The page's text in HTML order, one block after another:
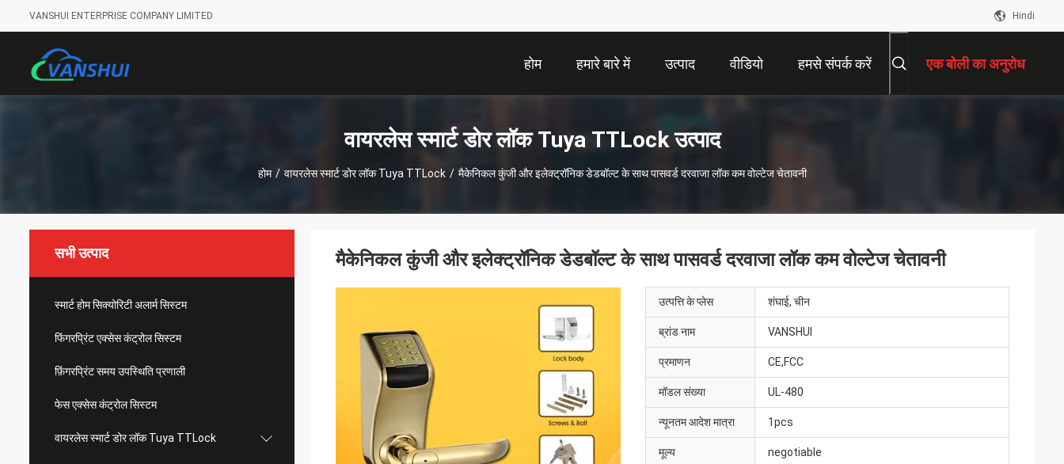
VANSHUI ENTERPRISE COMPANY LIMITED Hindi
होम हमारे बारे में उत्पाद वीडियो हमसे संपर्क करें एक बोली का अनुरोध
वायरलेस स्मार्ट डोर लॉक Tuya TTLock उत्पाद
होम / वायरलेस स्मार्ट डोर लॉक Tuya TTLock / मैकेनिकल कुंजी और इलेक्ट्रॉनिक डेडबॉल्ट के साथ पासवर्ड दरवाजा लॉक कम वोल्टेज चेतावनी
सभी उत्पाद
स्मार्ट होम सिक्योरिटी अलार्म सिस्टम
फिंगरप्रिंट एक्सेस कंट्रोल सिस्टम
फ़िंगरप्रिंट समय उपस्थिति प्रणाली
फेस एक्सेस कंट्रोल सिस्टम
वायरलेस स्मार्ट डोर लॉक Tuya TTLock
मैकेनिकल कुंजी और इलेक्ट्रॉनिक डेडबॉल्ट के साथ पासवर्ड दरवाजा लॉक कम वोल्टेज चेतावनी
उत्पत्ति के प्लेस शंघाई, चीन
ब्रांड नाम VANSHUI
प्रमाणन CE,FCC
मॉडल संख्या UL-480
न्यूनतम आदेश मात्रा 1pcs
मूल्य negotiable